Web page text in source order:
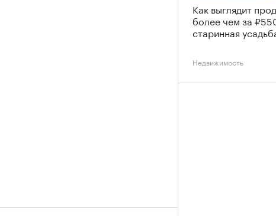
Как выглядит
более чем за
старинная
Недвижимость